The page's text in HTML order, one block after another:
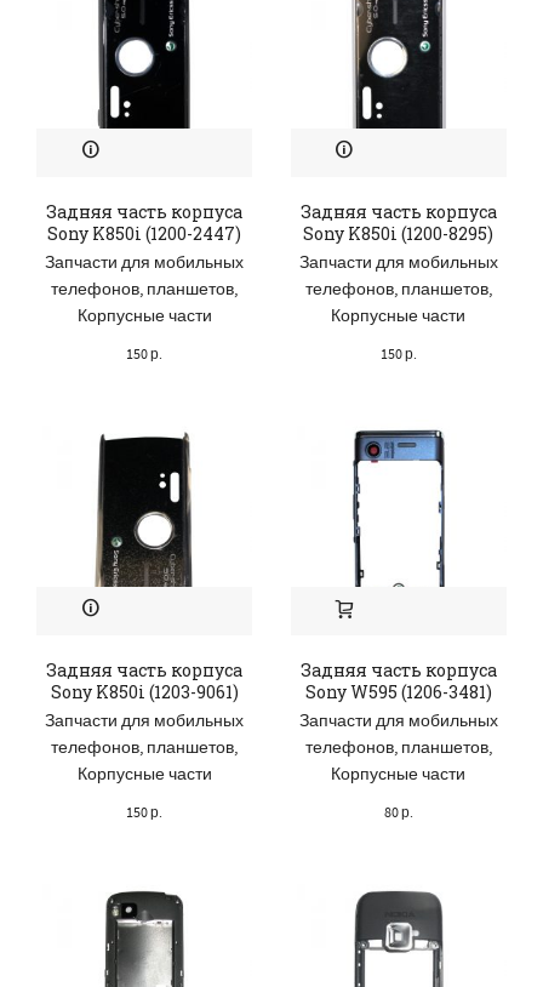
Задняя часть корпуса
Sony K850i (1200-2447)
Запчасти для мобильных
телефонов, планшетов,
Корпусные части
150р.
Задняя часть корпуса
Sony K850i (1200-8295)
Запчасти для мобильных
телефонов, планшетов,
Корпусные части
150р.
Задняя часть корпуса
Sony K850i (1203-9061)
Запчасти для мобильных
телефонов, планшетов,
Корпусные части
150р.
Задняя часть корпуса
Sony W595 (1206-3481)
Запчасти для мобильных
телефонов, планшетов,
Корпусные части
80р.